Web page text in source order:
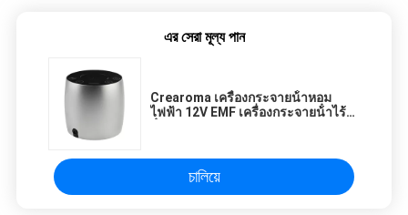
manual adjustment is smooth, and finding that
eye strain during long sessions. Highly
recommend taking the time to set it up
properly!""The Pico 4's visual clarity is fantastic
adjustment is smooth, and finding that sweet
spot makes all the difference. No more eye
এর সেরা মূল্য পান
Crearoma เครื่องกระจายน้ําหอม
ไฟฟ้า 12V EMF เครื่องกระจายน้ําไร้
চালিয়ে